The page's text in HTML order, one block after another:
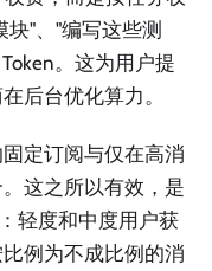
"、"编写这些测
。这为用户提
后台优化算力。
定订阅与仅在高消
这之所以有效，是
轻度和中度用户获
例为不成比例的消